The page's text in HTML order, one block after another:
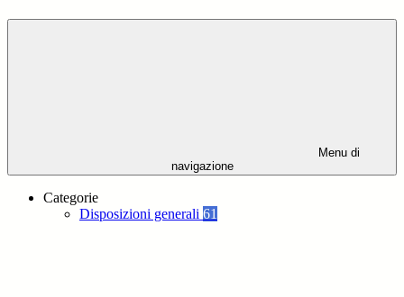
Menu di
navigazione
Categorie
Disposizioni generali 61